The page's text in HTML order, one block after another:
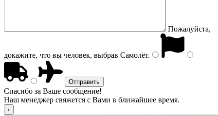
Пожалуйста,
докажите, что вы человек, выбрав Самолёт.
Спасибо за Ваше сообщение!
Наш менеджер свяжется с Вами в ближайшее время.